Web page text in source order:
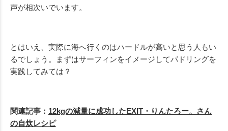
声が相次いでいます。
とはいえ、実際に海へ行くのはハードルが高いと思う人もい
るでしょう。まずはサーフィンをイメージしてパドリングを
実践してみては？
関連記事： 12kgの減量に成功したEXIT・りんたろー。さん
の自炊レシピ